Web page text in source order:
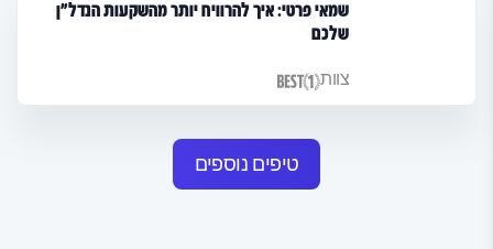
שמאי פרטי: איך להרוויח יותר מהשקעות הנדל"ן
שלכם
צוות
טיפים נוספים